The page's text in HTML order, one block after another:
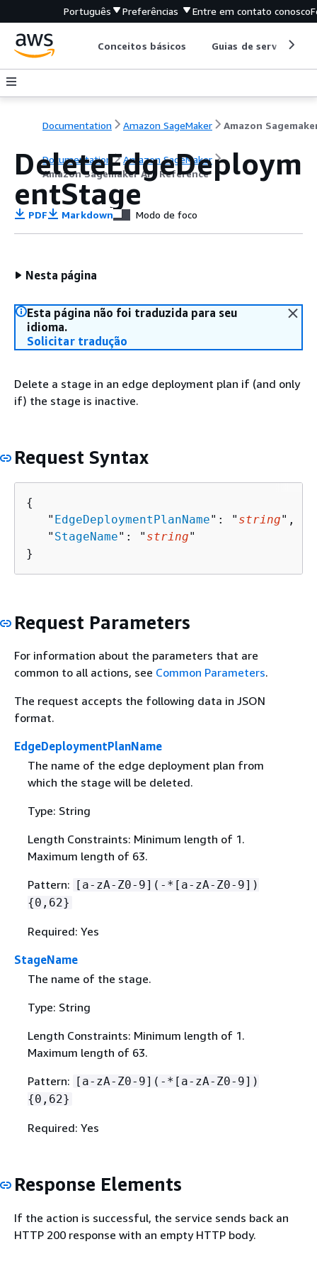
Português Preferências Entre em contato conosco
Conceitos básicos Guias de serviço
Documentation Amazon SageMaker
Documentation
Amazon SageMaker
Amazon Sagemaker API Reference
DeleteEdgeDeploym
entStage
PDF Markdown Modo de foco
Nesta página
Esta página não foi traduzida para seu
idioma.
Solicitar tradução
Delete a stage in an edge deployment plan if (and only
if) the stage is inactive.
Request Syntax
{
   "
EdgeDeploymentPlanName": " string",
   "
StageName": " string"
}
Request Parameters
For information about the parameters that are
common to all actions, see Common Parameters.
The request accepts the following data in JSON
format.
EdgeDeploymentPlanName
The name of the edge deployment plan from
which the stage will be deleted.
Type: String
Length Constraints: Minimum length of 1.
Maximum length of 63.
Pattern: [a-zA-Z0-9](-*[a-zA-Z0-9])
{0,62}
Required: Yes
StageName
The name of the stage.
Type: String
Length Constraints: Minimum length of 1.
Maximum length of 63.
Pattern:
[a-zA-Z0-9](-*[a-zA-Z0-9])
{0,62}
Required: Yes
Response Elements
If the action is successful, the service sends back an
HTTP 200 response with an empty HTTP body.